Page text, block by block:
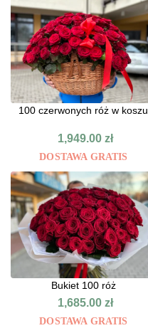
100 czerwonych róż w koszu
1,949.00zł
DOSTAWA GRATIS
Bukiet 100 róż
1,685.00zł
DOSTAWA GRATIS